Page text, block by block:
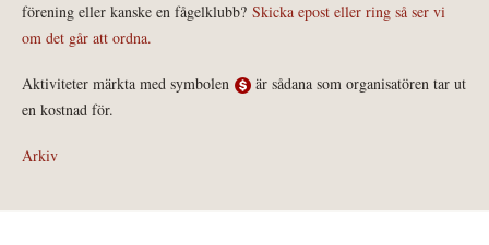
förening eller kanske en fågelklubb? Skicka epost eller ring så ser vi
om det går att ordna.
Aktiviteter märkta med symbolen
är sådana som organisatören tar ut
en kostnad för.
Arkiv